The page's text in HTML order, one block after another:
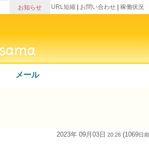
お知らせ URL短縮 お問い合わせ 稼働状況
メール
2023年 09月03日 20:28 (1069日前